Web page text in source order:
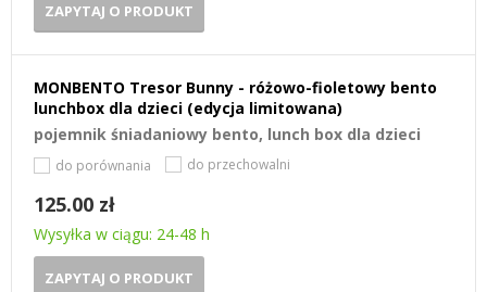
ZAPYTAJ O PRODUKT
MONBENTO Tresor Bunny - różowo-fioletowy bento
lunchbox dla dzieci (edycja limitowana)
pojemnik śniadaniowy bento, lunch box dla dzieci
do porównania do przechowalni
125.00 zł
Wysyłka w ciągu: 24-48 h
ZAPYTAJ O PRODUKT